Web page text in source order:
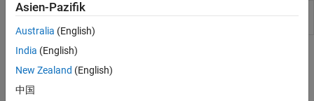
ParameterWriter
Themen
Common Uses of the Initialize Function Block
This example shows how to use the Initialize Function block to
Asien-Pazifik
Australia (English)
India (English)
New Zealand (English)
中国